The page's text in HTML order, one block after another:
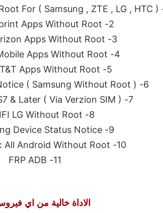
2- Remove Sprint Apps Without Root
3- Remove Verizon Apps Without Root
4- Remove T-Mobile Apps Without Root
5- Remove AT&T Apps Without Root
6- Remove Security Notice ( Samsung Without Root )
7- Enable CDMA S7 & Later ( Via Verzion SIM )
8- Fix WIFI LG Without Root
9- Fix Checking Device Status Notice
10- Enable Arabic All Android Without Root
11- FRP ADB
الاداة خالية من اي